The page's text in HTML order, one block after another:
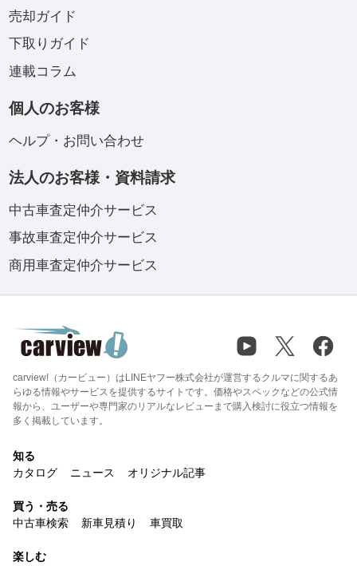
売却ガイド
下取りガイド
連載コラム
個人のお客様
ヘルプ・お問い合わせ
法人のお客様・資料請求
中古車査定仲介サービス
事故車査定仲介サービス
商用車査定仲介サービス
carview!（カービュー）はLINEヤフー株式会社が運営するクルマに関するあ
らゆる情報やサービスを提供するサイトです。価格やスペックなどの公式情
報から、ユーザーや専門家のリアルなレビューまで購入検討に役立つ情報を
多く掲載しています。
知る
カタログ
ニュース オリジナル記事
買う・売る
中古車検索
新車見積り 車買取
楽しむ